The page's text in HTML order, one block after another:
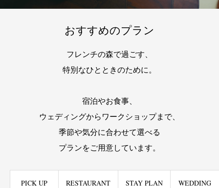
おすすめのプラン
フレンチの森で過ごす、
特別なひとときのために。
宿泊やお食事、
ウェディングからワークショップまで、
季節や気分に合わせて選べる
プランをご用意しています。
PICK UP RESTAURANT STAY PLAN WEDDING